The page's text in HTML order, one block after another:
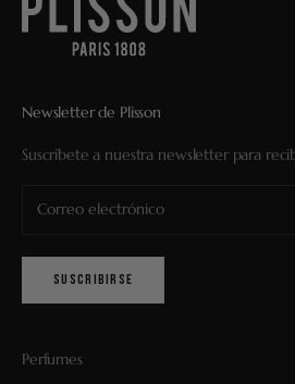
Newsletter de Plisson
Suscríbete a nuestra newsletter para
SUSCRIBIRSE
Perfumes